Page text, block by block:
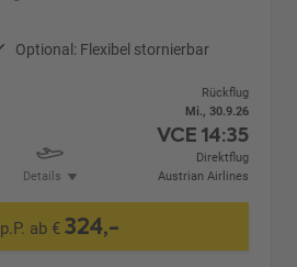
Optional: Flexibel stornierbar
Details
Rückflug
Mi., 30.9.26
VCE 14:35
Direktflug
Austrian Airlines
p.P. ab € 324,-